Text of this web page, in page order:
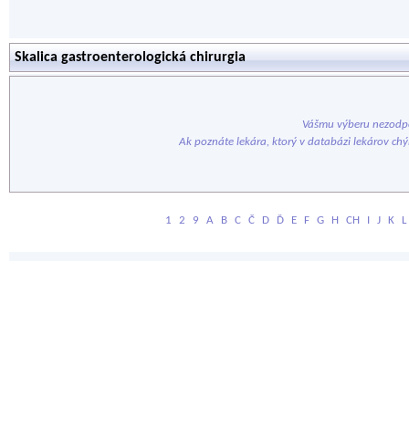
Skalica gastroenterologická chirurgia
Vášmu výberu
Ak poznáte lekára, ktorý v databázi lekárov
1 2 9 A B C Č D Ď E F G H CH I J K L